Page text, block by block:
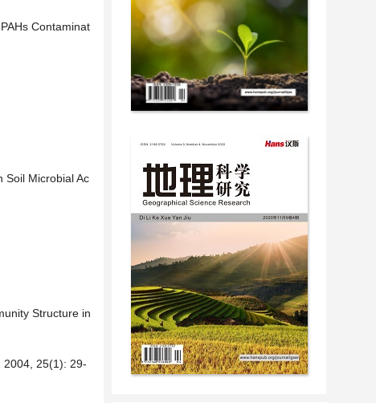
Contaminat
Soil Microbial Ac
Structure in
2004, 25(1): 29-